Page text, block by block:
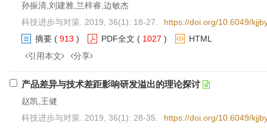
孙振清,刘建雅,兰梓睿,边敏杰
科技进步与对策. 2019, 36(1): 18-27.
https://doi.org/10.6049/
摘要 ( 913 ) PDF全文 ( 1027 )
HTML
引用本文
分享
产品差异与技术差距影响研发溢出的理论探讨
赵凯,王健
科技进步与对策. 2019, 36(1): 28-35.
https://doi.org/10.6049/